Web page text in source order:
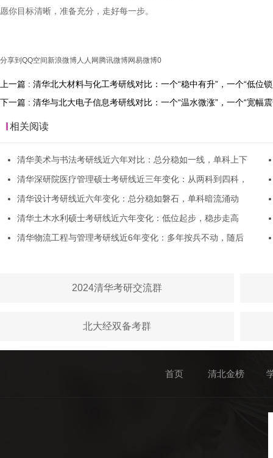
愿你目标清晰，准备充分，走好每一步。
分享到 QQ空间 新浪微博人人网 腾讯微博网易微博0
上一篇 : 清华北大材料与化工考研线对比：一个“稳中有升”，一个“低位锁
下一篇 : 清华与北大电子信息考研线对比：一个“温水微涨”，一个“宽幅震
相关阅读
清华美术与书法考研线近六年对比：总分稳如一线，单科上下
清华深研院医疗管理硕士考研线近三年变化：从两科到四科，
清华设计考研线近六年变化：总分稳如磐石，单科暗流涌动
清华土木水利硕士考研线近六年变化：低位起步，稳步走高
清华物流工程与管理考研线近6年变化：多年按兵不动，随后
2024清华考研交流群
北大经双备考群
首页 清北金榜